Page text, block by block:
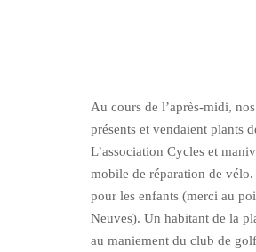
Au cours de l’après-midi,
présents et vendaient plants
L’association Cycles et
mobile de réparation de
pour les enfants (merci au
Neuves). Un habitant de la
au maniement du club de